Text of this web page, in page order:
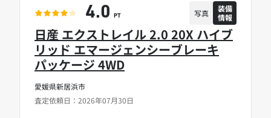
愛媛県新居浜市
査定依頼日：2026年07月30日
日産 エクストレイル 2.0 20X ハイブ
リッド エマージェンシーブレーキ
パッケージ 4WD
4.0 PT 写真
装備
情報